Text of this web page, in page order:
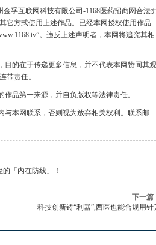
孚互联网科技有限公司-1168医药招商网合法拥
它方式使用上述作品。已经本网授权使用作品
。违反上述声明者，本网将追究其相
目的在于传递更多信息，并不代表本网赞同其观
带责任。
品第一来源，并自负版权等法律责任。
与本网联系，否则视为放弃相关权利。联系邮
「内在防线」！
下一篇
科技创新铸“利器”,西医也能合规用针